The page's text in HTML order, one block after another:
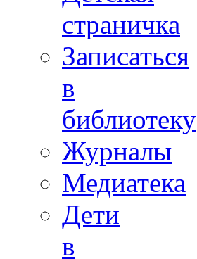
страничка
Записаться
в
библиотеку
Журналы
Медиатека
Дети
в